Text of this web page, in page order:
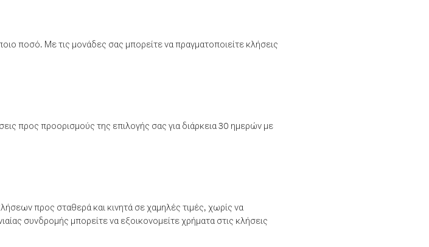
ποσό. Με τις μονάδες σας μπορείτε να πραγματοποιείτε κλήσεις
προς προορισμούς της επιλογής σας για διάρκεια 30 ημερών με
προς σταθερά και κινητά σε χαμηλές τιμές, χωρίς να
συνδρομής μπορείτε να εξοικονομείτε χρήματα στις κλήσεις